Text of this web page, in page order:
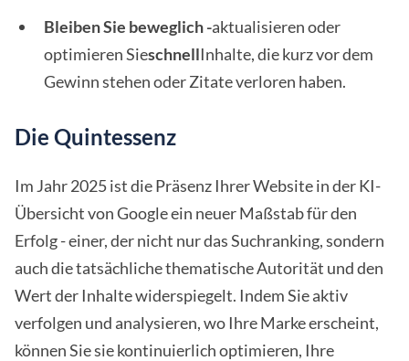
Bleiben Sie beweglich -aktualisieren oder
optimieren SieschnellInhalte, die kurz vor dem
Gewinn stehen oder Zitate verloren haben.
Die Quintessenz
Im Jahr 2025 ist die Präsenz Ihrer Website in der KI-
Übersicht von Google ein neuer Maßstab für den
Erfolg - einer, der nicht nur das Suchranking, sondern
auch die tatsächliche thematische Autorität und den
Wert der Inhalte widerspiegelt. Indem Sie aktiv
verfolgen und analysieren, wo Ihre Marke erscheint,
können Sie sie kontinuierlich optimieren, Ihre